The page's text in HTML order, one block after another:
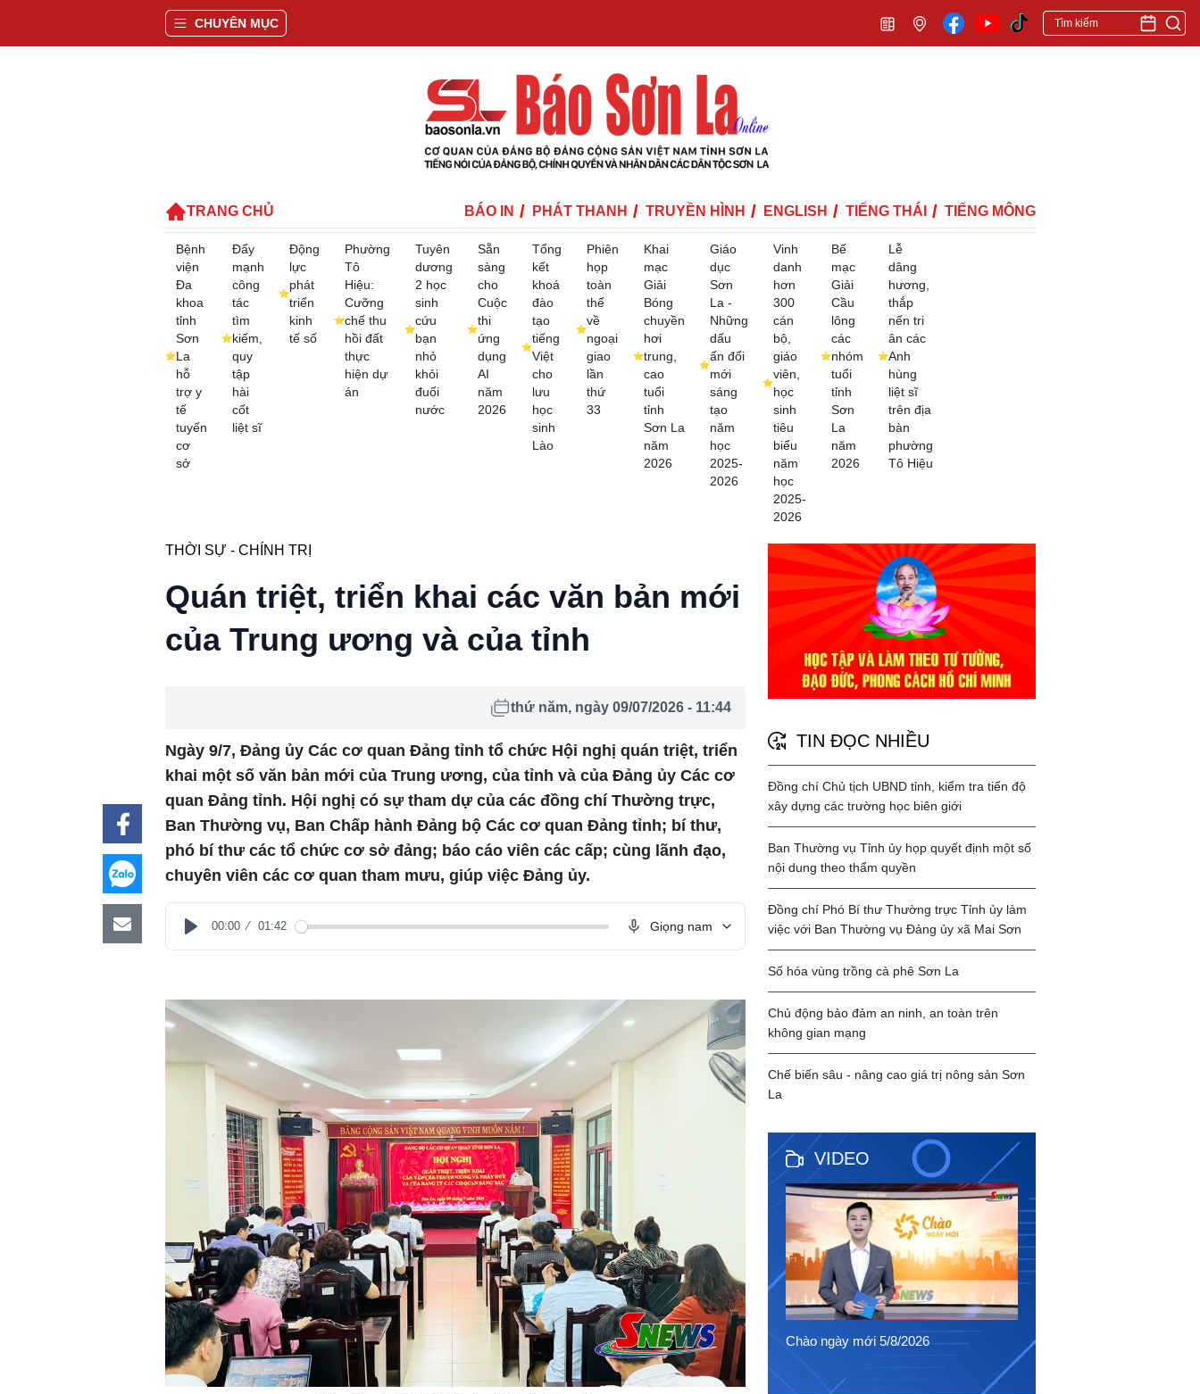
CHUYÊN MỤC
TRANG CHỦ BÁO IN PHÁT THANH TRUYỀN HÌNH ENGLISH TIẾNG THÁI TIẾNG MÔNG
Bệnh
viện
Đa
khoa
tỉnh
Sơn
La
hỗ
trợ y
tế
tuyến
cơ
sở
Đẩy
mạnh
công
tác
tìm
kiếm,
quy
tập
hài
cốt
liệt sĩ
Động
lực
phát
triển
kinh
tế số
Phường
Tô
Hiệu:
Cưỡng
chế thu
hồi đất
thực
hiện dự
án
Tuyên
dương
2 học
sinh
cứu
bạn
nhỏ
khỏi
đuối
nước
Sẵn
sàng
cho
Cuộc
thi
ứng
dụng
AI
năm
2026
Tổng
kết
khoá
đào
tạo
tiếng
Việt
cho
lưu
học
sinh
Lào
Phiên
họp
toàn
thể
về
ngoại
giao
lần
thứ
33
Khai
mạc
Giải
Bóng
chuyền
hơi
trung,
cao
tuổi
tỉnh
Sơn La
năm
2026
Giáo
dục
Sơn
La -
Những
dấu
ấn đổi
mới
sáng
tạo
năm
học
2025-
2026
Vinh
danh
hơn
300
cán
bộ,
giáo
viên,
học
sinh
tiêu
biểu
năm
học
2025-
2026
Bế
mạc
Giải
Cầu
lông
các
nhóm
tuổi
tỉnh
Sơn
La
năm
2026
Lễ
dâng
hương,
thắp
nến tri
ân các
Anh
hùng
liệt sĩ
trên địa
bàn
phường
Tô Hiệu
THỜI SỰ - CHÍNH TRỊ
Quán triệt, triển khai các văn bản mới
của Trung ương và của tỉnh
thứ năm, ngày 09/07/2026 - 11:44
Ngày 9/7, Đảng ủy Các cơ quan Đảng tỉnh tổ chức Hội nghị quán triệt, triển
khai một số văn bản mới của Trung ương, của tỉnh và của Đảng ủy Các cơ
quan Đảng tỉnh. Hội nghị có sự tham dự của các đồng chí Thường trực,
Ban Thường vụ, Ban Chấp hành Đảng bộ Các cơ quan Đảng tỉnh; bí thư,
phó bí thư các tổ chức cơ sở đảng; báo cáo viên các cấp; cùng lãnh đạo,
chuyên viên các cơ quan tham mưu, giúp việc Đảng ủy.
Play
00:00 01:42 Giọng nam
TIN ĐỌC NHIỀU
Đồng chí Chủ tịch UBND tỉnh, kiểm tra tiến độ
xây dựng các trường học biên giới
Ban Thường vụ Tỉnh ủy họp quyết định một số
nội dung theo thẩm quyền
Đồng chí Phó Bí thư Thường trực Tỉnh ủy làm
việc với Ban Thường vụ Đảng ủy xã Mai Sơn
Số hóa vùng trồng cà phê Sơn La
Chủ động bảo đảm an ninh, an toàn trên
không gian mạng
Chế biến sâu - nâng cao giá trị nông sản Sơn
La
VIDEO
Chào ngày mới 8/8/2026 Chào ngày mới 7/8/2026 Chào ngày mới 6/8/2026 Chào ngày mới 5/8/2026
Chào ngày mới 4/8/2026